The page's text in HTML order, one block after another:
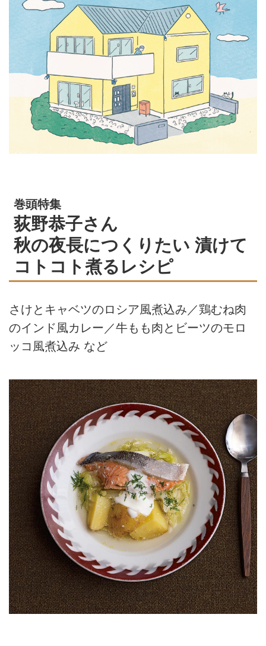
巻頭特集
荻野恭子さん
秋の夜長につくりたい 漬けて
コトコト煮るレシピ
さけとキャベツのロシア風煮込み／鶏むね肉
のインド風カレー／牛もも肉とビーツのモロ
ッコ風煮込み など